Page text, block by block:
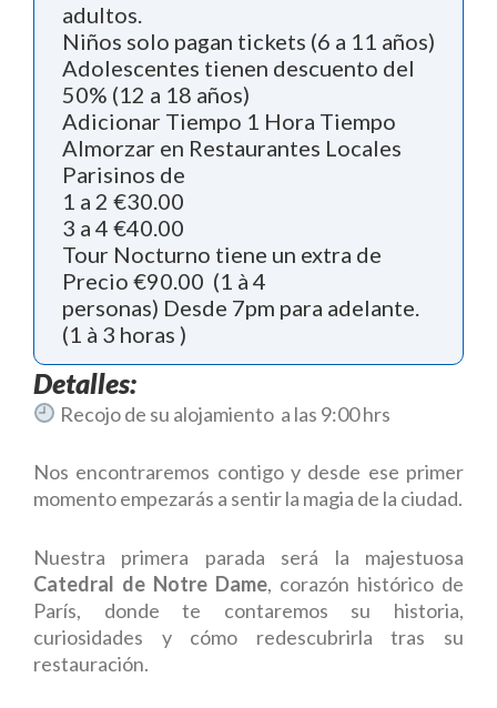
adultos.
Niños solo pagan tickets (6 a 11 años)
Adolescentes tienen descuento del
50% (12 a 18 años)
Adicionar Tiempo 1 Hora Tiempo
Almorzar en Restaurantes Locales
Parisinos de
1 a 2 €30.00
3 a 4 €40.00
Tour Nocturno tiene un extra de
Precio €90.00 (1 à 4
personas) Desde 7pm para adelante.
(1 à 3 horas )
Detalles:
Recojo de su alojamiento a las 9:00 hrs
Nos encontraremos contigo y desde ese primer
momento empezarás a sentir la magia de la ciudad.
Nuestra primera parada será la majestuosa
Catedral de Notre Dame, corazón histórico de
París, donde te contaremos su historia,
curiosidades y cómo redescubrirla tras su
restauración.